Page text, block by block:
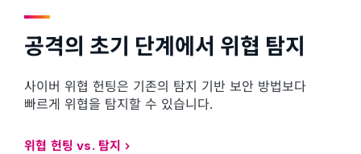
공격의 초기 단계에서 위협 탐지
사이버 위협 헌팅은 기존의 탐지 기반 보안 방법보다
빠르게 위협을 탐지할 수 있습니다.
위협 헌팅 vs. 탐지